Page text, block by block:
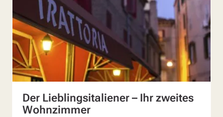
Der Lieblingsitaliener – Ihr zweites
Wohnzimmer